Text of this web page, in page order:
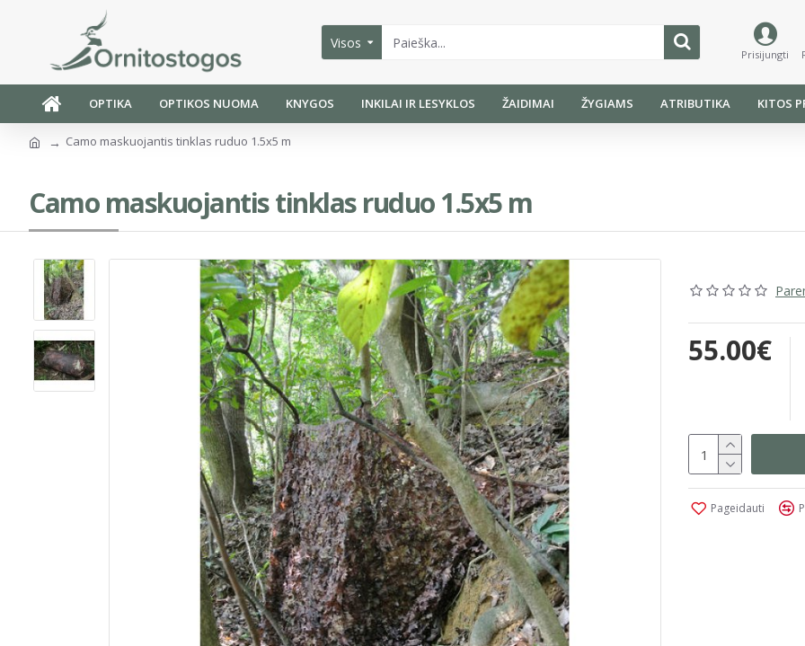
Visos
Prisijungti
OPTIKA OPTIKOS NUOMA KNYGOS INKILAI IR LESYKLOS ŽAIDIMAI ŽYGIAMS ATRIBUTIKA KITOS
Camo maskuojantis tinklas ruduo 1.5x5 m
Camo maskuojantis tinklas ruduo 1.5x5 m
55.00€
Pageidauti